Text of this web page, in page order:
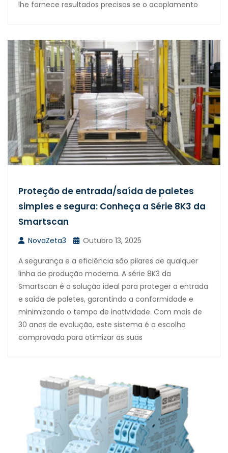
lhe fornece resultados precisos se o acoplamento
Proteção de entrada/saída de paletes
simples e segura: Conheça a Série 8K3 da
Smartscan
NovaZeta3
Outubro 13, 2025
A segurança e a eficiência são pilares de qualquer
linha de produção moderna. A série 8K3 da
Smartscan é a solução ideal para proteger a entrada
e saída de paletes, garantindo a conformidade e
minimizando o tempo de inatividade. Com mais de
30 anos de evolução, este sistema é a escolha
comprovada para otimizar as suas